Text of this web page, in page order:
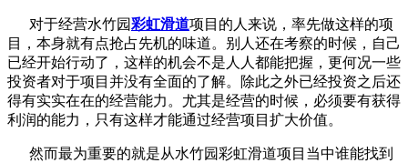
对于经营水竹园彩虹滑道项目的人来说，率先做这样的项
目，本身就有点抢占先机的味道。别人还在考察的时候，自己
已经开始行动了，这样的机会不是人人都能把握，更何况一些
投资者对于项目并没有全面的了解。除此之外已经投资之后还
得有实实在在的经营能力。尤其是经营的时候，必须要有获得
利润的能力，只有这样才能通过经营项目扩大价值。
然而最为重要的就是从水竹园彩虹滑道项目当中谁能找到